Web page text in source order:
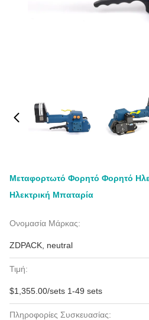
Μεταφορτωτό Φορητό Φορητό
Ηλεκτρική Μπαταρία
Ονομασία Μάρκας:
ZDPACK, neutral
Τιμή:
$1,355.00/sets 1-49 sets
Πληροφορίες Συσκευασίας: